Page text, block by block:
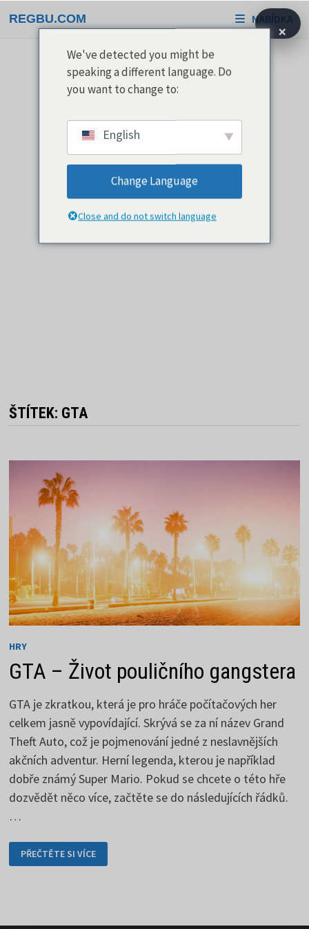
na
REGBU.COM NABÍDKA
ŠTÍTEK: GTA
HRY
GTA – Život pouličního gangstera
GTA je zkratkou, která je pro hráče počítačových her
celkem jasně vypovídající. Skrývá se za ní název Grand
Theft Auto, což je pojmenování jedné z neslavnějších
akčních adventur. Herní legenda, kterou je například
dobře známý Super Mario. Pokud se chcete o této hře
dozvědět něco více, začtěte se do následujících řádků.
…
GTA
–
ŽIVOT
PŘEČTĚTE SI VÍCE
×
We've detected you might be
speaking a different language. Do
you want to change to:
English
Change Language
Close and do not switch language